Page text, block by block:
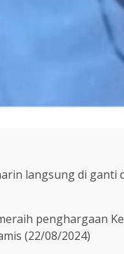
langsung di ganti
penghargaan
(22/08/2024)